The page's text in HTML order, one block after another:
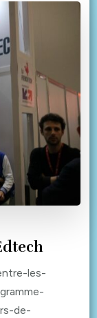
les-
de-